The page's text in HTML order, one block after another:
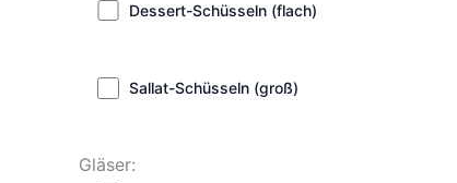
Dessert-Schüsseln (flach)
Sallat-Schüsseln (groß)
Gläser: